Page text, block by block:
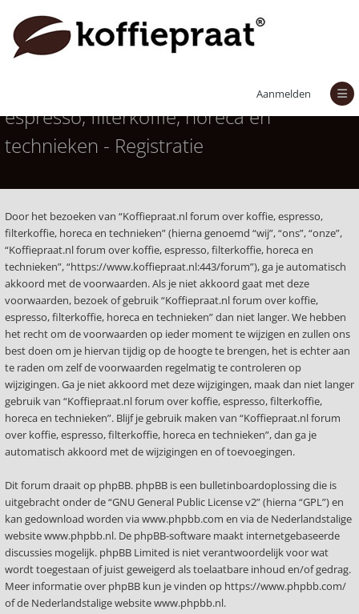
Aanmelden
Koffiepraat.nl forum over koffie,
espresso, filterkoffie, horeca en
technieken - Registratie
Door het bezoeken van “Koffiepraat.nl forum over koffie, espresso,
filterkoffie, horeca en technieken” (hierna genoemd “wij”, “ons”, “onze”,
“Koffiepraat.nl forum over koffie, espresso, filterkoffie, horeca en
technieken”, “https://www.koffiepraat.nl:443/forum”), ga je automatisch
akkoord met de voorwaarden. Als je niet akkoord gaat met deze
voorwaarden, bezoek of gebruik “Koffiepraat.nl forum over koffie,
espresso, filterkoffie, horeca en technieken” dan niet langer. We hebben
het recht om de voorwaarden op ieder moment te wijzigen en zullen ons
best doen om je hiervan tijdig op de hoogte te brengen, het is echter aan
te raden om zelf de voorwaarden regelmatig te controleren op
wijzigingen. Ga je niet akkoord met deze wijzigingen, maak dan niet langer
gebruik van “Koffiepraat.nl forum over koffie, espresso, filterkoffie,
horeca en technieken”. Blijf je gebruik maken van “Koffiepraat.nl forum
over koffie, espresso, filterkoffie, horeca en technieken”, dan ga je
automatisch akkoord met de wijzigingen en of toevoegingen.
Dit forum draait op phpBB. phpBB is een bulletinboardoplossing die is
uitgebracht onder de “GNU General Public License v2” (hierna “GPL”) en
kan gedownload worden viawww.phpbb.com en via de Nederlandstalige
websitewww.phpbb.nl. De phpBB-software maakt internetgebaseerde
discussies mogelijk. phpBB Limited is niet verantwoordelijk voor wat
wordt toegestaan of juist geweigerd als toelaatbare inhoud en/of gedrag.
Meer informatie over phpBB kun je vinden op https://www.phpbb.com/
of de Nederlandstalige websitewww.phpbb.nl.